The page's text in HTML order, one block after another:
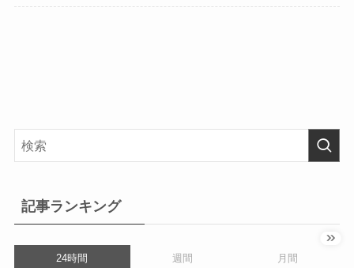
記事ランキング
24時間 週間 月間